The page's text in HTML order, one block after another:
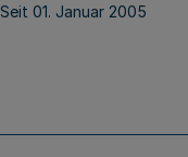
Seit 01. Januar 2005